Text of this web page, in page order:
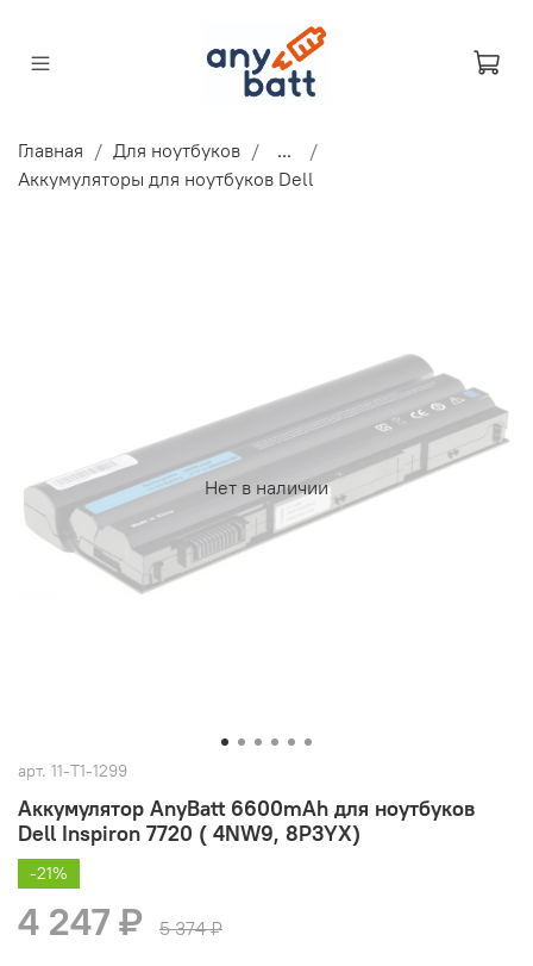
Главная Для ноутбуков
...
Аккумуляторы для ноутбуков Dell
Нет в наличии
арт. 11-T1-1299
Аккумулятор AnyBatt 6600mAh для ноутбуков
Dell Inspiron 7720 ( 4NW9, 8P3YX)
-21%
4 247 ₽ 5 374 ₽